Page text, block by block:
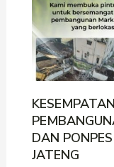
DAN
JATENG